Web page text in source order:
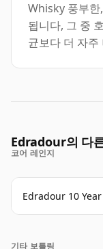
Whisky 풍부한
됩니다, 그 중
균보다 더 자주
Edradour의 다
코어 레인지
Edradour 10
기타 보틀링